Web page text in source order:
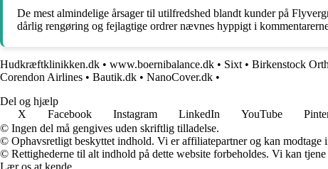
De mest almindelige årsager til utilfredshed blandt kunder på
dårlig rengøring og fejlagtige ordrer nævnes hyppigt i
Hudkræftklinikken.dk • www.boernibalance.dk • Sixt • Birkenstock
Corendon Airlines • Bautik.dk • NanoCover.dk •
Del og hjælp
X
Facebook Instagram LinkedIn YouTube
© Ingen del må gengives uden skriftlig tilladelse.
© Ophavsretligt beskyttet indhold. Vi er affiliatepartner og kan modtage
© Rettighederne til alt indhold på dette website forbeholdes. Vi kan
Lær os at kende